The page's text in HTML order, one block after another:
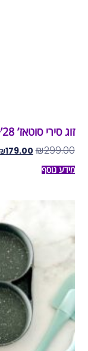
זוג סירי סוטאז’ 28’+’24 ס”מ ROSO
₪299.00
₪179.00
מידע נוסף